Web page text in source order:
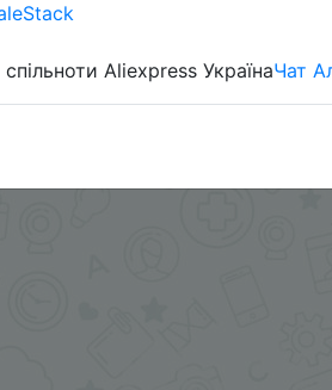
спільноти Aliexpress УкраїнаЧат